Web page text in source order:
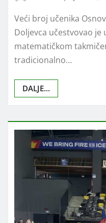
Veći broj učenika
Doljevca učestvovao
matematičkom
tradicionalno…
DALJE...